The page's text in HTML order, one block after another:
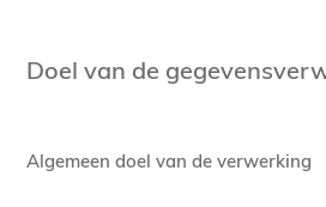
Doel van de
Algemeen doel van de verwerking